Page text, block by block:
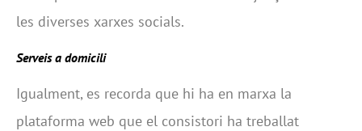
les diverses xarxes socials.
Serveis a domicili
Igualment, es recorda que hi ha en marxa la
plataforma web que el consistori ha treballat